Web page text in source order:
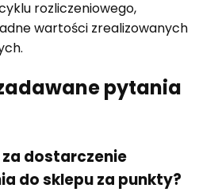
rozliczeniowego,
wartości zrealizowanych
pytania
dostarczenie
do sklepu za punkty?